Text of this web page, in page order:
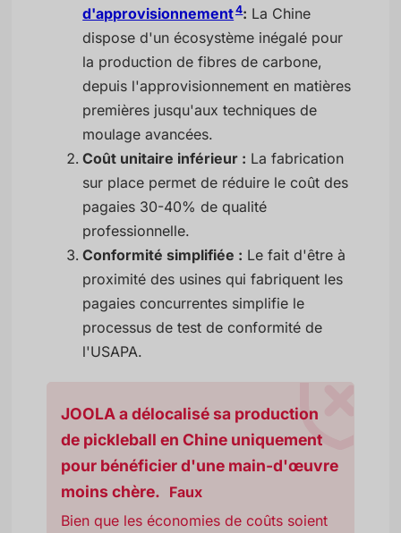
d'approvisionnement4: La Chine
dispose d'un écosystème inégalé pour
la production de fibres de carbone,
depuis l'approvisionnement en matières
premières jusqu'aux techniques de
moulage avancées.
Coût unitaire inférieur : La fabrication
sur place permet de réduire le coût des
pagaies 30-40% de qualité
professionnelle.
Conformité simplifiée : Le fait d'être à
proximité des usines qui fabriquent les
pagaies concurrentes simplifie le
processus de test de conformité de
l'USAPA.
JOOLA a délocalisé sa production
de pickleball en Chine uniquement
pour bénéficier d'une main-d'œuvre
moins chère. Faux
Bien que les économies de coûts soient